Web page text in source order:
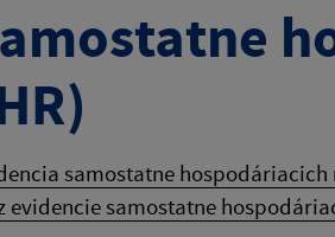
samostatne hospodáriacich
evidencie samostatne